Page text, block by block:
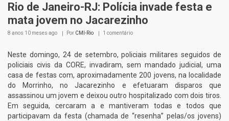
Rio de Janeiro-RJ: Polícia invade festa e
mata jovem no Jacarezinho
8 anos 10 meses ago Por CMI-Rio 1 comentário
Neste domingo, 24 de setembro, policiais militares seguidos de
policiais civis da CORE, invadiram, sem mandado judicial, uma
casa de festas com, aproximadamente 200 jovens, na localidade
do Morrinho, no Jacarezinho e efetuaram disparos que
assassinou um jovem e deixou outro hospitalizado com dois tiros.
Em seguida, cercaram a e mantiveram todas e todos que
participavam da festa (chamada de “resenha” pelas/os jovens)